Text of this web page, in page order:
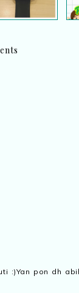
:)Yan pon dh